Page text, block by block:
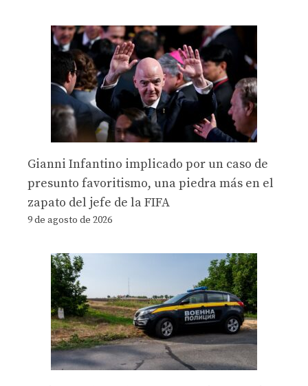
Gianni Infantino implicado por un caso de
presunto favoritismo, una piedra más en el
zapato del jefe de la FIFA
9 de agosto de 2026